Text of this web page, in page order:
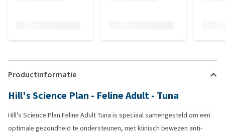
Productinformatie
Hill's Science Plan - Feline Adult - Tuna
Hill's Science Plan Feline Adult Tuna is speciaal samengesteld om een
optimale gezondheid te ondersteunen, met klinisch bewezen anti-